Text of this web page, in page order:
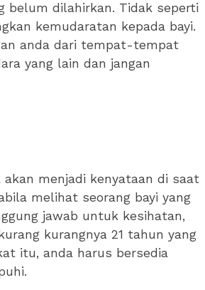
belum dilahirkan. Tidak seperti
kemudaratan kepada bayi.
anda dari tempat-tempat
yang lain dan jangan
akan menjadi kenyataan di saat
melihat seorang bayi yang
jawab untuk kesihatan,
kurangnya 21 tahun yang
itu, anda harus bersedia